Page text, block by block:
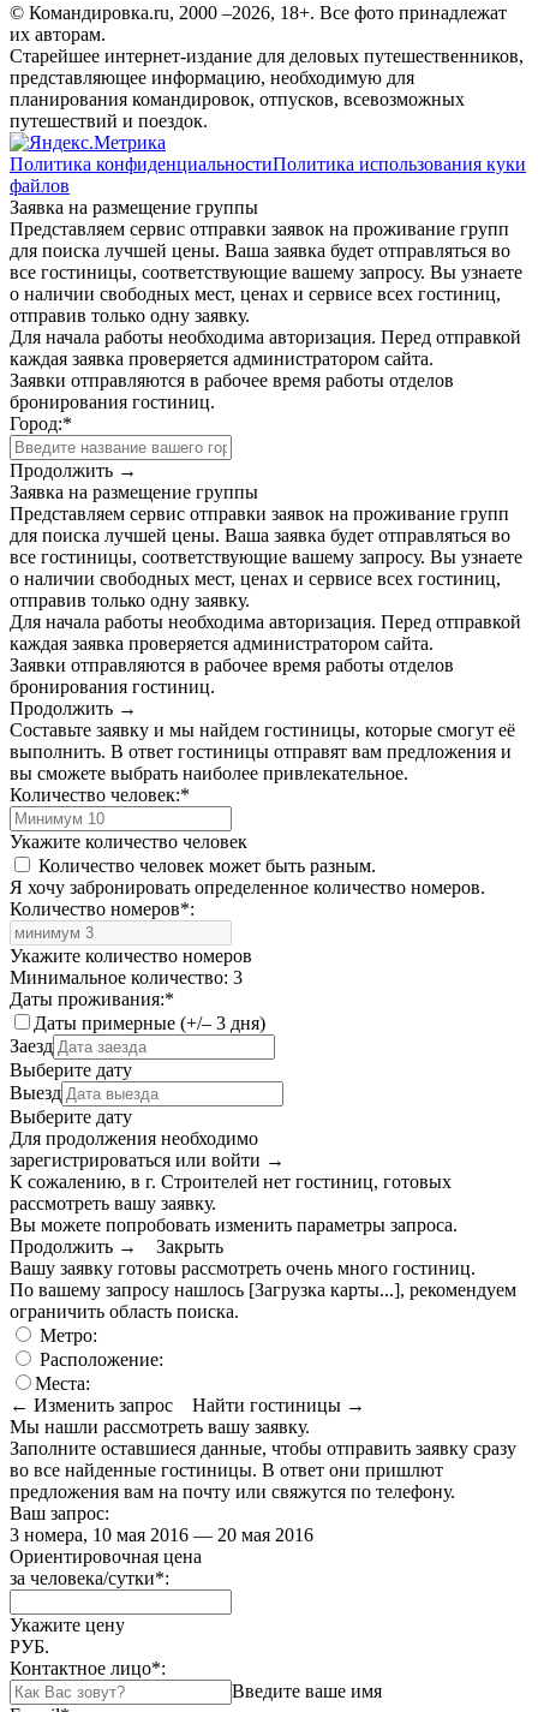
© Командировка.ru, 2000 –2026, 18+. Все фото принадлежат
их авторам.
Старейшее интернет-издание для деловых путешественников,
представляющее информацию, необходимую для
планирования командировок, отпусков, всевозможных
путешествий и поездок.
Политика конфиденциальностиПолитика использования куки
файлов
Заявка на размещение группы
Представляем сервис отправки заявок на проживание групп
для поиска лучшей цены. Ваша заявка будет отправляться во
все гостиницы, соответствующие вашему запросу. Вы узнаете
о наличии свободных мест, ценах и сервисе всех гостиниц,
отправив только одну заявку.
Для начала работы необходима авторизация. Перед отправкой
каждая заявка проверяется администратором сайта.
Заявки отправляются в рабочее время работы отделов
бронирования гостиниц.
Город:*
Продолжить →
Заявка на размещение группы
Представляем сервис отправки заявок на проживание групп
для поиска лучшей цены. Ваша заявка будет отправляться во
все гостиницы, соответствующие вашему запросу. Вы узнаете
о наличии свободных мест, ценах и сервисе всех гостиниц,
отправив только одну заявку.
Для начала работы необходима авторизация. Перед отправкой
каждая заявка проверяется администратором сайта.
Заявки отправляются в рабочее время работы отделов
бронирования гостиниц.
Продолжить →
Составьте заявку и мы найдем гостиницы, которые смогут её
выполнить. В ответ гостиницы отправят вам предложения и
вы сможете выбрать наиболее привлекательное.
Количество человек:*
Укажите количество человек
Количество человек может быть разным.
Я хочу забронировать определенное количество номеров.
Количество номеров*:
Укажите количество номеров
Минимальное количество: 3
Даты проживания:*
Даты примерные (+/– 3 дня)
Заезд
Выберите дату
Выезд
Выберите дату
Для продолжения необходимо
зарегистрироваться или войти →
К сожалению, в г. Строителей нет гостиниц, готовых
рассмотреть вашу заявку.
Вы можете попробовать изменить параметры запроса.
Продолжить →
Закрыть
Вашу заявку готовы рассмотреть очень много гостиниц.
По вашему запросу нашлось [Загрузка карты...], рекомендуем
ограничить область поиска.
Метро:
Расположение:
Места:
← Изменить запрос
Найти гостиницы →
Мы нашли рассмотреть вашу заявку.
Заполните оставшиеся данные, чтобы отправить заявку сразу
во все найденные гостиницы. В ответ они пришлют
предложения вам на почту или свяжутся по телефону.
Ваш запрос:
3 номера, 10 мая 2016 — 20 мая 2016
Ориентировочная цена
за человека/сутки*:
Укажите цену
РУБ.
Контактное лицо*:
Введите ваше имя